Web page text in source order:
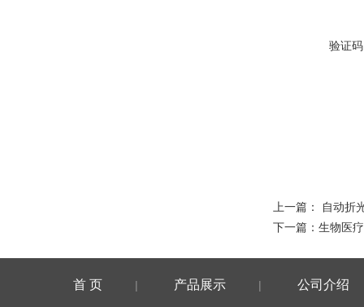
验证
上一篇：
自动折
下一篇： 生物医
首 页 | 产品展示 | 公司介绍